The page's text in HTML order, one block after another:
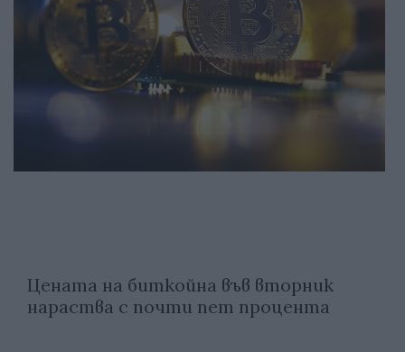
Цената на биткойна във вторник
нараства с почти пет процента